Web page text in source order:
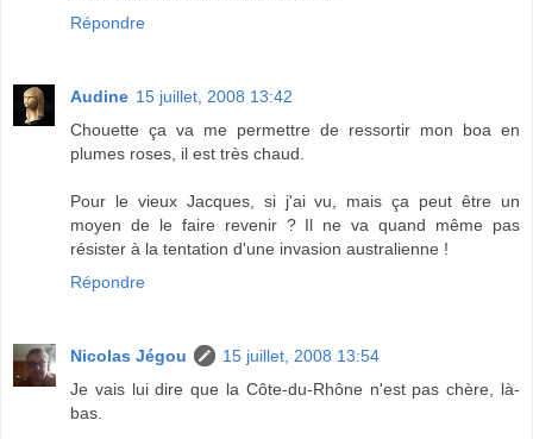
Répondre
Audine 15 juillet, 2008 13:42
Chouette ça va me permettre de ressortir mon boa en
plumes roses, il est très chaud.
Pour le vieux Jacques, si j'ai vu, mais ça peut être un
moyen de le faire revenir ? Il ne va quand même pas
résister à la tentation d'une invasion australienne !
Répondre
Nicolas Jégou
15 juillet, 2008 13:54
Je vais lui dire que la Côte-du-Rhône n'est pas chère, là-
bas.